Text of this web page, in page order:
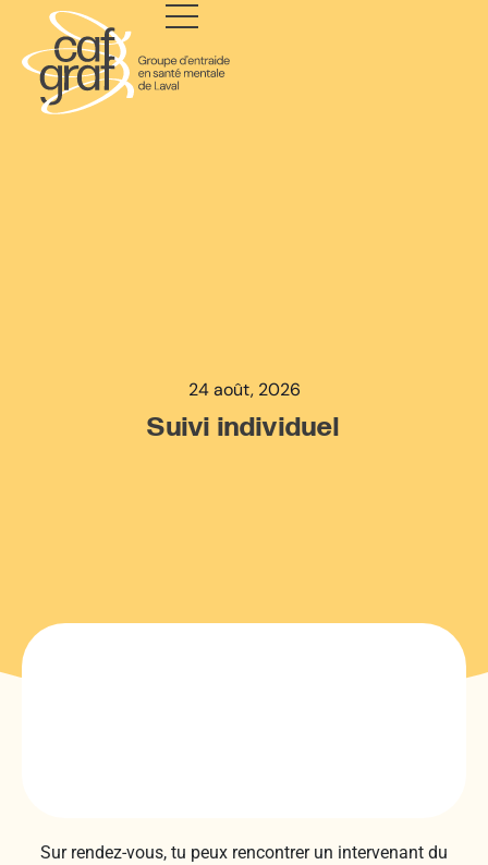
24 août, 2026
Suivi individuel
Sur rendez-vous, tu peux rencontrer un intervenant du